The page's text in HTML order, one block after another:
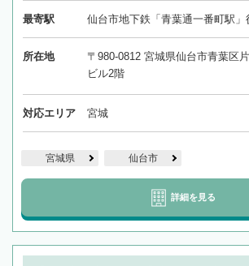
最寄駅 仙台市地下鉄「青葉通一番町駅」
所在地
〒980-0812 宮城県仙台市青葉区
ビル2階
対応エリア 宮城
宮城県 仙台市
詳細を見る